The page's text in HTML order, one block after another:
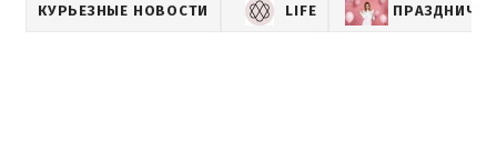
КУРЬЕЗНЫЕ НОВОСТИ LIFE